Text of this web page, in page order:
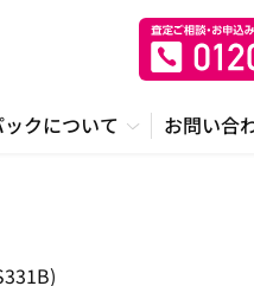
クについて お問い合